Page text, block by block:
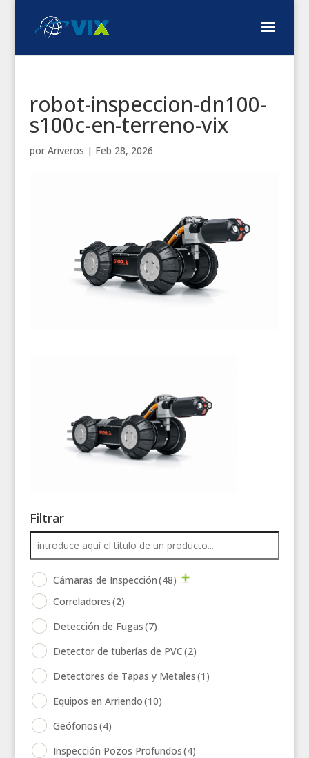
robot-inspeccion-dn100-
s100c-en-terreno-vix
por Ariveros | Feb 28, 2026
Filtrar
Cámaras de Inspección(48)
Correladores(2)
Detección de Fugas(7)
Detector de tuberías de PVC(2)
Detectores de Tapas y Metales(1)
Equipos en Arriendo(10)
Geófonos(4)
Inspección Pozos Profundos(4)